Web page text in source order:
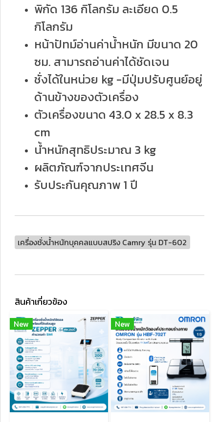
พิกัด 136 กิโลกรัม ละเอียด 0.5
กิโลกรัม
หน้าปัทม์อ่านค่าน้ำหนัก มีขนาด 20
ซม. สามารถอ่านค่าได้ชัดเจน
ชั่งได้ในหน่วย kg -มีปุ่มปรับศูนย์อยู่
ด้านข้างของตัวเครื่อง
ตัวเครื่องขนาด 43.0 x 28.5 x 8.3
cm
น้ำหนักสุทธิประมาณ 3 kg
ผลิตภัณฑ์จากประเทศจีน
รับประกันคุณภาพ 1 ปี
เครื่องชั่งน้ำหนักบุคคลแบบสปริง Camry รุ่น DT-602
สินค้าเกี่ยวข้อง
New New